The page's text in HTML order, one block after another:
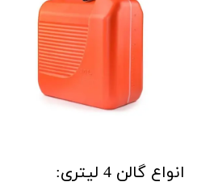
انواع گالن 4 لیتری
: